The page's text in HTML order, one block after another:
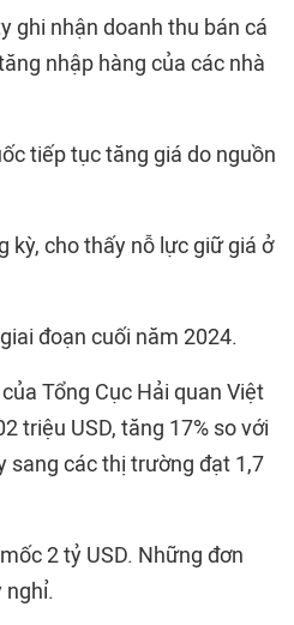
ghi nhận doanh thu bán cá
nhập hàng của các nhà
tiếp tục tăng giá do nguồn
kỳ, cho thấy nỗ lực giữ giá ở
đoạn cuối năm 2024.
Tổng Cục Hải quan Việt
triệu USD, tăng 17% so với
sang các thị trường đạt 1,7
2 tỷ USD. Những đơn
nghỉ.